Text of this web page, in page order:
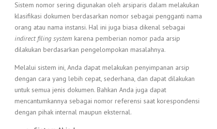
Sistem nomor sering digunakan oleh arsiparis dalam melakukan
klasifikasi dokumen berdasarkan nomor sebagai pengganti nama
orang atau nama instansi. Hal ini juga biasa dikenal sebagai
indirect filing system karena pemberian nomor pada arsip
dilakukan berdasarkan pengelompokan masalahnya.
Melalui sistem ini, Anda dapat melakukan penyimpanan arsip
dengan cara yang lebih cepat, sederhana, dan dapat dilakukan
untuk semua jenis dokumen. Bahkan Anda juga dapat
mencantumkannya sebagai nomor referensi saat korespondensi
dengan pihak internal maupun eksternal.